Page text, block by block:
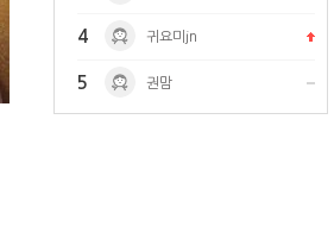
4 귀요미jn
5 권맘